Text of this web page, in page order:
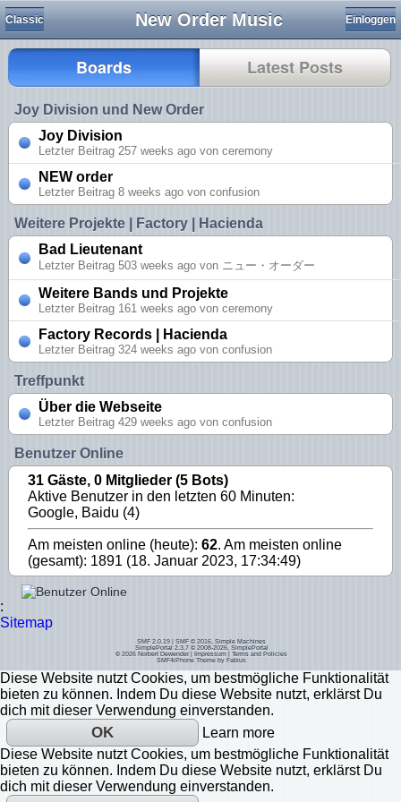
New Order Music
Classic Einloggen
Boards Latest Posts
Joy Division und New Order
Joy Division
Letzter Beitrag 257 weeks ago von ceremony
NEW order
Letzter Beitrag 8 weeks ago von confusion
Weitere Projekte | Factory | Hacienda
Bad Lieutenant
Letzter Beitrag 503 weeks ago von ニュー・オーダー
Weitere Bands und Projekte
Letzter Beitrag 161 weeks ago von ceremony
Factory Records | Hacienda
Letzter Beitrag 324 weeks ago von confusion
Treffpunkt
Über die Webseite
Letzter Beitrag 429 weeks ago von confusion
Benutzer Online
31 Gäste, 0 Mitglieder (5 Bots)
Aktive Benutzer in den letzten 60 Minuten:
Google, Baidu (4)
Am meisten online (heute):62. Am meisten online
(gesamt): 1891 (18. Januar 2023, 17:34:49)
:
Sitemap
SMF 2.0.19 SMF © 2016 Simple Machines
SimplePortal 2.3.7 © 2008-2026, SimplePortal
© 2026 Norbert Dewender| Impressum
Terms and Policies
SMF4iPhone Theme by Fabius
Diese Website nutzt Cookies, um bestmögliche Funktionalität
bieten zu können. Indem Du diese Website nutzt, erklärst Du
dich mit dieser Verwendung einverstanden.
OK
Learn more
Diese Website nutzt Cookies, um bestmögliche Funktionalität
bieten zu können. Indem Du diese Website nutzt, erklärst Du
dich mit dieser Verwendung einverstanden.